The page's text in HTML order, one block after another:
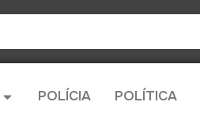
POLÍCIA POLÍTICA